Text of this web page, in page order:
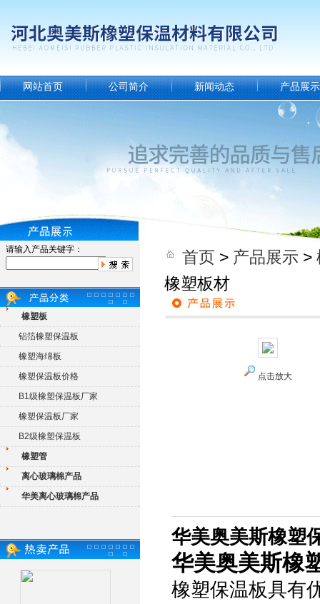
网站首页 公司简介 新闻动态 产品展示
请输入产品关键字：
橡塑板
铝箔橡塑保温板
橡塑海绵板
橡塑保温板价格
B1级橡塑保温板厂家
橡塑保温板厂家
B2级橡塑保温板
橡塑管
离心玻璃棉产品
华美离心玻璃棉产品
首页 > 产品展示 >
橡塑板材
点击放大
华美奥美斯橡塑
华美奥美斯橡
橡塑保温板具有